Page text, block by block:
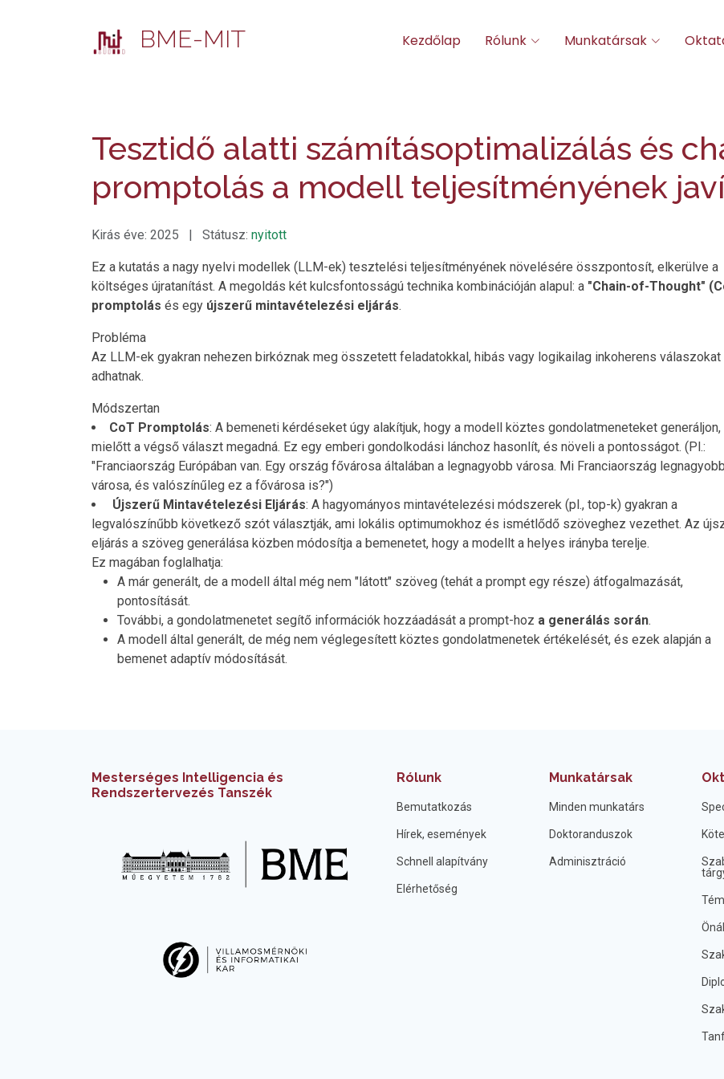
BME-MIT Kezdőlap Rólunk Munkatársak
Tesztidő alatti számításoptimalizálás és
promptolás a modell teljesítményének
Kirás éve: 2025 | Státusz: nyitott
Ez a kutatás a nagy nyelvi modellek (LLM-ek) tesztelési teljesítményének növelésére összpontosít, elkerülve a
költséges újratanítást. A megoldás két kulcsfontosságú technika kombinációján alapul: a "Chain-of-Thought"
promptolás és egy újszerű mintavételezési eljárás.
Probléma
Az LLM-ek gyakran nehezen birkóznak meg összetett feladatokkal, hibás vagy logikailag inkoherens válaszokat
adhatnak.
Módszertan
CoT Promptolás: A bemeneti kérdéseket úgy alakítjuk, hogy a modell köztes gondolatmeneteket generáljon,
mielőtt a végső választ megadná. Ez egy emberi gondolkodási lánchoz hasonlít, és növeli a pontosságot. (Pl.:
"Franciaország Európában van. Egy ország fővárosa általában a legnagyobb városa. Mi Franciaország legnagyobb
városa, és valószínűleg ez a fővárosa is?")
Újszerű Mintavételezési Eljárás: A hagyományos mintavételezési módszerek (pl., top-k) gyakran a
legvalószínűbb következő szót választják, ami lokális optimumokhoz és ismétlődő szöveghez vezethet. Az
eljárás a szöveg generálása közben módosítja a bemenetet, hogy a modellt a helyes irányba terelje.
Ez magában foglalhatja:
A már generált, de a modell által még nem "látott" szöveg (tehát a prompt egy része) átfogalmazását,
pontosítását.
További, a gondolatmenetet segítő információk hozzáadását a prompt-hoz a generálás során.
A modell által generált, de még nem véglegesített köztes gondolatmenetek értékelését, és ezek alapján a
bemenet adaptív módosítását.
Mesterséges Intelligencia és
Rendszertervezés Tanszék
Rólunk
Bemutatkozás
Hírek, események
Schnell alapítvány
Elérhetőség
Munkatársak
Minden munkatárs
Doktoranduszok
Adminisztráció